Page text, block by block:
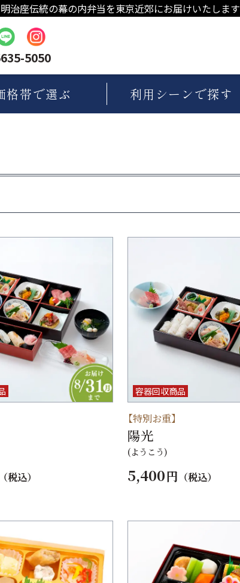
明治座伝統の幕の内弁当を東京近郊にお届けいたします
5050
格帯で選ぶ 利用シーンで探す
（税込）
容器回収商品
【特別お重】
陽光
(ようこう)
5,400円 （税込）